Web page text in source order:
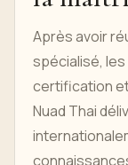
Après avoir
spécialisé,
certification
Nuad Thai